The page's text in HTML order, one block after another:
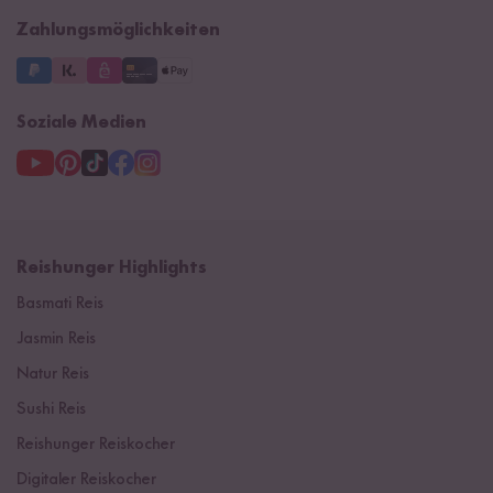
Zahlungsmöglichkeiten
Soziale Medien
Reishunger Highlights
Basmati Reis
Jasmin Reis
Natur Reis
Sushi Reis
Reishunger Reiskocher
Digitaler Reiskocher